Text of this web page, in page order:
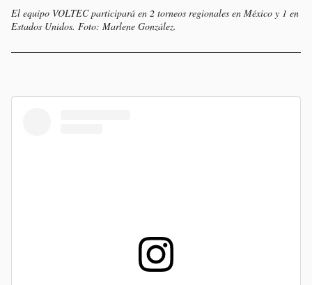
El equipo VOLTEC participará en 2 torneos regionales en México y 1 en
Estados Unidos. Foto: Marlene González.